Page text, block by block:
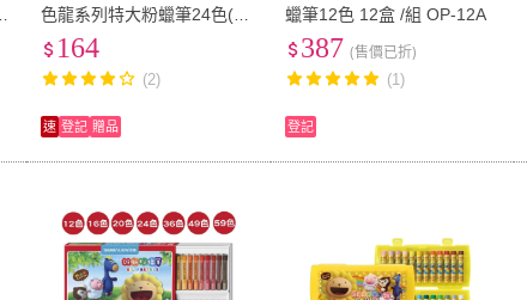
色龍系列特大粉蠟筆24色(2
入1包)
164
(2)
速 登記 贈品
蠟筆12色 12盒 /組 OP-12A
387 (售價已折)
(1)
登記